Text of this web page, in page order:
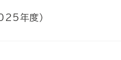
年度）